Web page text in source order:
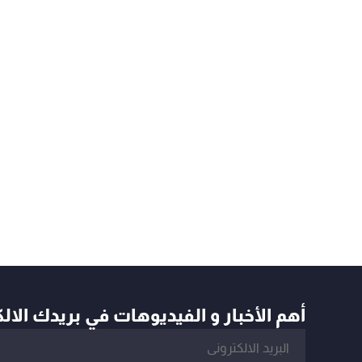
أهم الأخبار و الفيديوهات في بريدك